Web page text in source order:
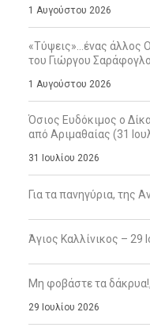
1 Αυγούστου 2026
«Τύψεις»…ένας άλλος
του Γιώργου
1 Αυγούστου 2026
Όσιος Ευδόκιμος ο
από Αριμαθαίας (31
31 Ιουλίου 2026
Για τα πανηγύρια, της
Άγιος Καλλίνικος – 29
Μη φοβάστε τα
29 Ιουλίου 2026